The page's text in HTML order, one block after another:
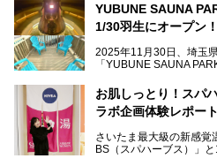
メインとなる黒湯の天然
種類のリラックスルーム
てきました！
YUBUNE SAUNA
1/30羽生にオープン
2025年11月30日、埼玉
「YUBUNE SAUNA
今年の4月1日から楽久
（ユブネ）」が新ブラン
湯舞音らしいサウナにこ
ウナ"施設で、男女別の
お肌しっとり！スパ
ラボ企画体験レポート
さいたま最大級の新感覚
BS（スパハーブス）」